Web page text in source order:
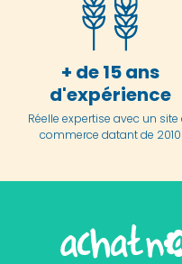
+ de 15 ans
d'expérience
Réelle expertise avec un site
commerce datant de 2010